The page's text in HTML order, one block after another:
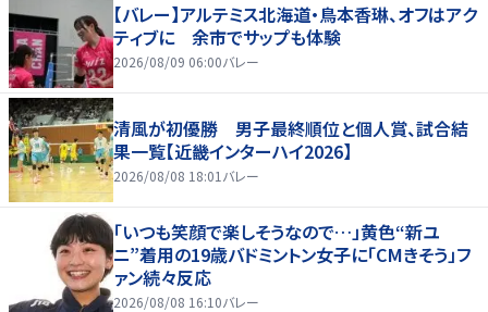
【バレー】アルテミス北海道・鳥本香琳、オフはアク
ティブに 余市でサップも体験
2026/08/09 06:00バレー
清風が初優勝 男子最終順位と個人賞、試合結
果一覧【近畿インターハイ2026】
2026/08/08 18:01 バレー
「いつも笑顔で楽しそうなので…」黄色“新ユ
ニ”着用の19歳バドミントン女子に「CMきそう」フ
ァン続々反応
2026/08/08 16:10バレー